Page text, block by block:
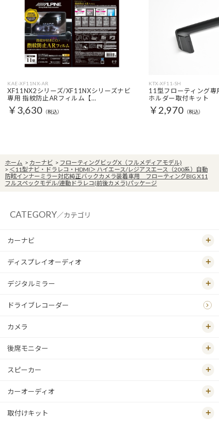
KAE-XF11NX-AR
XF11NX2シリーズ/XF11NXシリーズナビ
専用 指紋防止ARフィルム【…
￥3,630 （税込）
KTX-XF11-SH
11型フローティング
ホルダー取付キット
￥2,970 （税込）
ホーム > カーナビ > フローティングビッグX（フルメディアモデル)
> ＜11型ナビ・ドラレコ・HDMI＞ ハイエース/レジアスエース（200系）自動
防眩インナーミラー対応純正バックカメラ装着車用 フローティングBIG X11
フルスペックモデル/連動ドラレコ(前後カメラ)パッケージ
CATEGORY／カテゴリ
カーナビ
ディスプレイオーディオ
デジタルミラー
ドライブレコーダー
カメラ
後席モニター
スピーカー
カーオーディオ
取付けキット